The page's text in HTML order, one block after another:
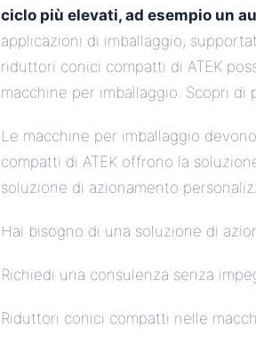
ciclo più elevati, ad esempio un
applicazioni di imballaggio,
riduttori conici compatti di ATEK
macchine per imballaggio. Scopri
Le macchine per imballaggio
compatti di ATEK offrono la
soluzione di azionamento
Hai bisogno di una soluzione di
Richiedi una consulenza senza
Riduttori conici compatti nelle